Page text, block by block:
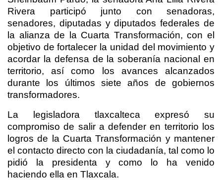
Rivera participó junto con senadoras,
senadores, diputadas y diputados federales de
la alianza de la Cuarta Transformación, con el
objetivo de fortalecer la unidad del movimiento y
acordar la defensa de la soberanía nacional en
territorio, así como los avances alcanzados
durante los últimos siete años de gobiernos
transformadores.
La legisladora tlaxcalteca expresó su
compromiso de salir a defender en territorio los
logros de la Cuarta Transformación y mantener
el contacto directo con la ciudadanía, tal como lo
pidió la presidenta y como lo ha venido
haciendo ella en Tlaxcala.